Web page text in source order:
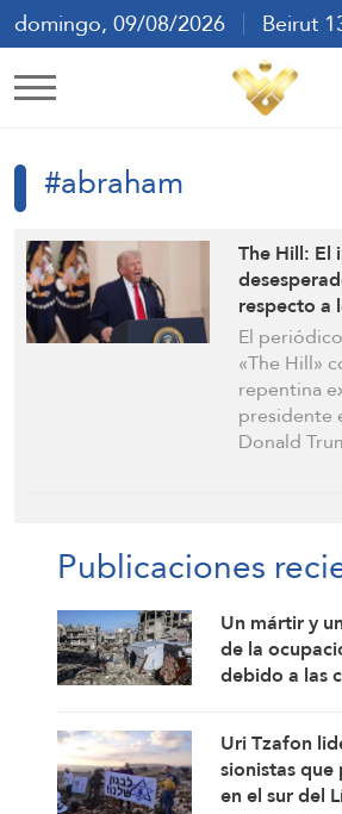
domingo, 09/08/2026
Beirut
ع En
#abraham
The Hill: El
respecto a
fracasado
El
«The Hill»
repentina
presidente
Donald
Publicaciones
Un mártir y
de la
debido a las
Uri Tzafon
sionistas
en el sur del